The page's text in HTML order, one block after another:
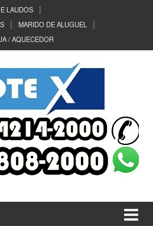
LAUDOS
MARIDO DE ALUGUEL
/ AQUECEDOR